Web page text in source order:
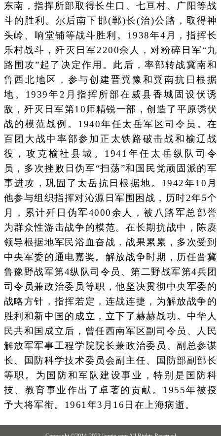
东南，指挥所部取得长生口、七亘村、广阳等战
斗的胜利。尔后南下邯(郸)长(治)公路，取得神
头岭、响堂铺等战斗胜利。1938年4月，指挥长
乐村战斗，歼灭日军2200余人，对粉碎日军“九
路围攻”起了决定作用。此后，率部转战冀南和
鲁西北地区，参与创建晋冀豫和冀南抗日根据
地。1939年2月指挥所部在威县香城固设伏诱
敌，歼灭日军第10师精锐一部，创造了平原诱伏
战的模范战例。1940年任太岳军区司令员。在
百团大战中率部参加正太铁路破击战和榆辽战
役，攻克榆社县城。1941年任太岳纵队司令
员，多次挫败日伪军“扫荡”和国民党顽固派的军
事进攻，巩固了太岳抗日根据地。1942年10月
他参与组织指挥对沁源日军围困战，历时2年5个
月，累计歼日伪军4000余人，被八路军总部誉
为群众性游击战争的模范。在长期抗战中，陈赓
领导根据地军民浴血奋战，战果累累，多次受到
中央军委的通电嘉奖。解放战争时期，历任晋冀
鲁豫野战军第4纵队司令员、第二野战军第4兵团
司令员兼政治委员等职，他坚决贯彻中央军委的
战略方针，指挥若定，连战连捷，为解放战争的
胜利和新中国的成立，立下了赫赫战功。中华人
民共和国成立后，曾任西南军区副司令员、人民
解放军军事工程学院院长兼政治委员、副总参谋
长、国防科学技术委员会副主任、国防部副部长
等职。为国防和军队建设事业，特别是国防科
技、教育事业作出了卓著的贡献。1955年被授
予大将军衔。1961年3月16日在上海病逝。